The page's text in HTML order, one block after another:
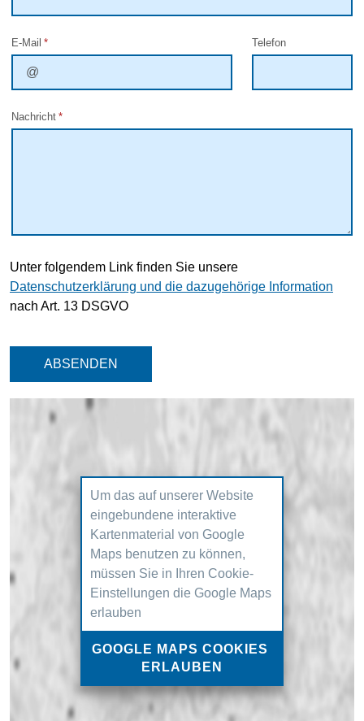
E-Mail Telefon
Nachricht
Unter folgendem Link finden Sie unsere
Datenschutzerklärung und die dazugehörige Information
nach Art. 13 DSGVO
ABSENDEN
Um das auf unserer Website
eingebundene interaktive
Kartenmaterial von Google
Maps benutzen zu können,
müssen Sie in Ihren Cookie-
Einstellungen die Google Maps
erlauben
GOOGLE MAPS COOKIES
ERLAUBEN